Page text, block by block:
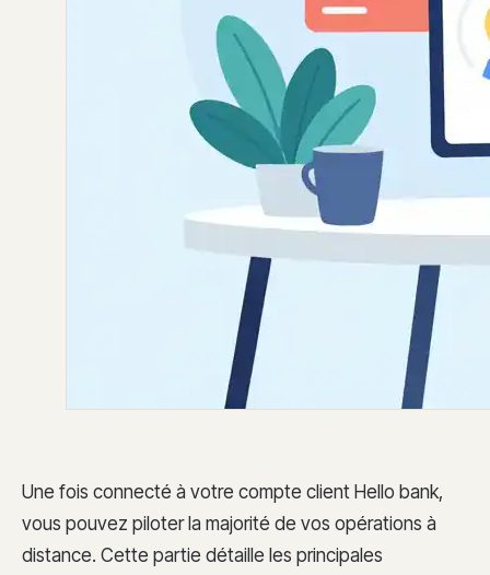
Une fois connecté à votre compte client Hello bank,
vous pouvez piloter la majorité de vos opérations à
distance. Cette partie détaille les principales